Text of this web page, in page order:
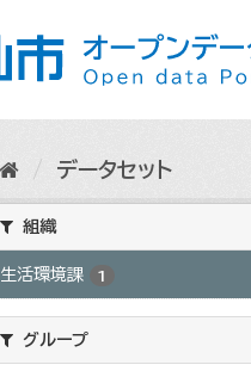
データセット
組織
生活環境課 1
グループ